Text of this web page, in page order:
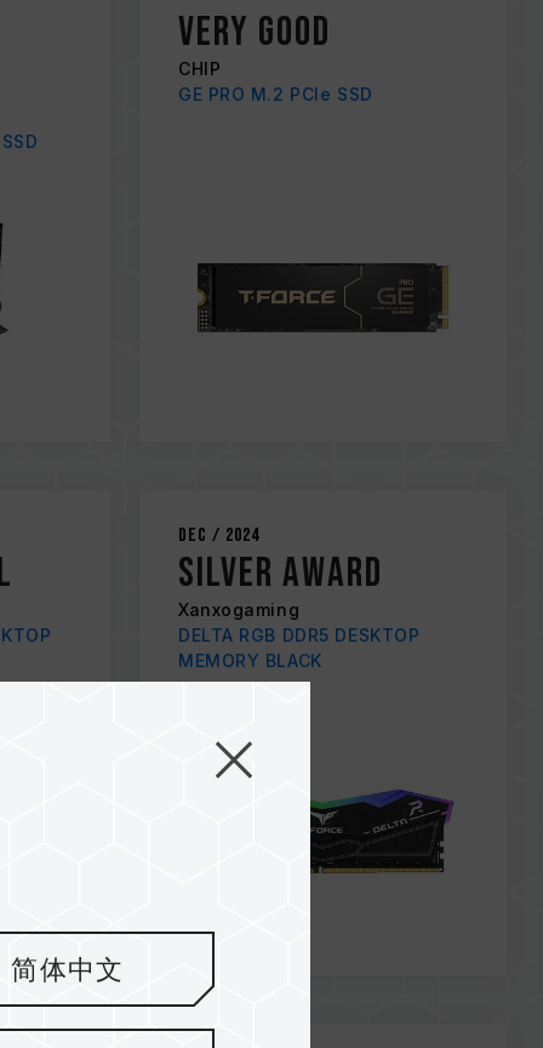
VERY GOOD
CHIP
GE PRO M.2 PCIe SSD
Dec / 2024
Silver Award
Xanxogaming
DELTA RGB DDR5 DESKTOP
MEMORY BLACK
简体中文